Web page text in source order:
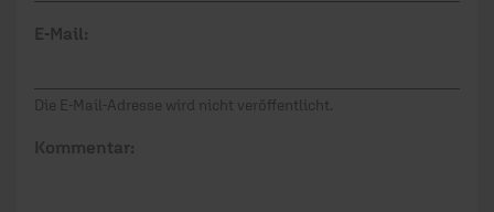
E-Mail:
Die E-Mail-Adresse wird nicht veröffentlicht.
Kommentar: